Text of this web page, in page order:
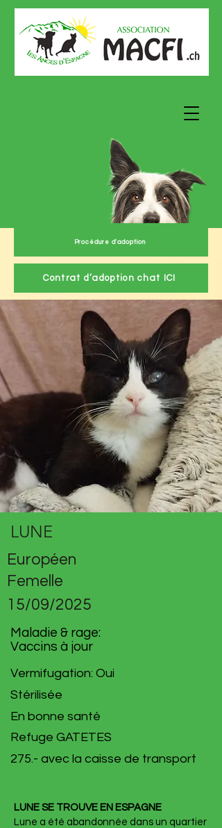
Procédure d'adoption
Contrat d’adoption chat ICI
LUNE
Européen
Femelle
15/09/2025
Maladie & rage:
Vaccins à jour
Vermifugation: Oui
Stérilisée
En bonne santé
Refuge GATETES
275.- avec la caisse de transport
LUNE SE TROUVE EN ESPAGNE
Lune a été abandonnée dans un quartier